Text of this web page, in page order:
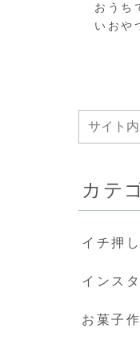
おうち
いおや
カテ
イチ押し
インス
お菓子作